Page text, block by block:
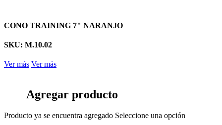
CONO TRAINING 7" NARANJO
SKU: M.10.02
Ver más Ver más
Agregar producto
Producto ya se encuentra agregado Seleccione una opción